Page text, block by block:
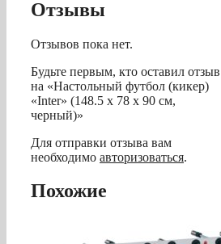
Отзывы
Отзывов пока нет.
Будьте первым, кто оставил отзыв
на «Настольный футбол (кикер)
«Inter» (148.5 х 78 х 90 см,
черный)»
Для отправки отзыва вам
необходимо авторизоваться.
Похожие